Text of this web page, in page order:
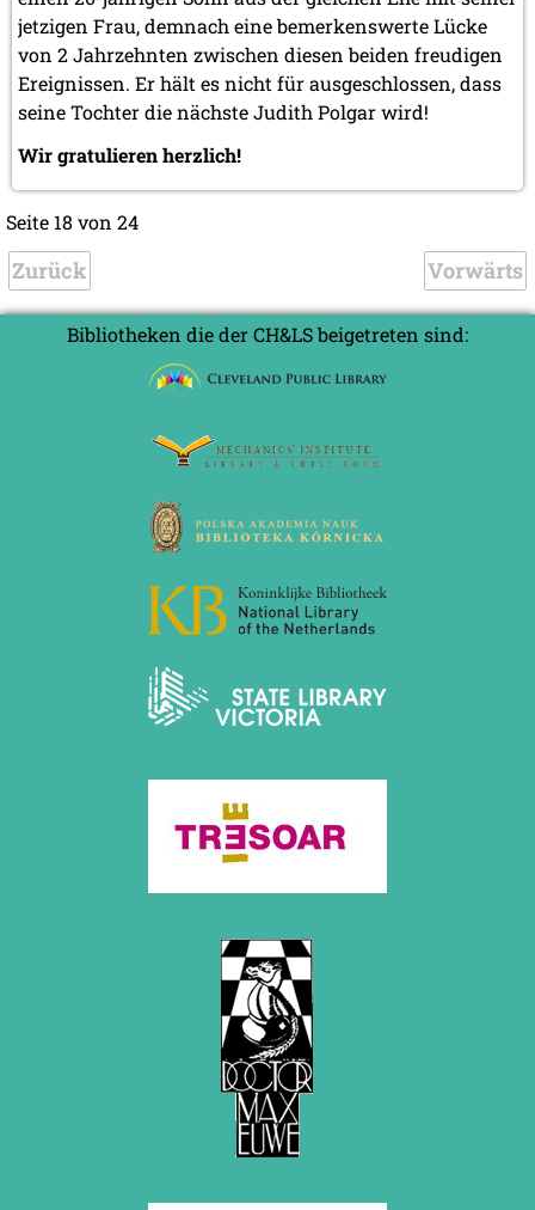
jetzigen Frau, demnach eine bemerkenswerte Lücke
von 2 Jahrzehnten zwischen diesen beiden freudigen
Ereignissen. Er hält es nicht für ausgeschlossen, dass
seine Tochter die nächste Judith Polgar wird!
Wir gratulieren herzlich!
Seite 18 von 24
Zurück Vorwärts
Bibliotheken die der CH&LS beigetreten sind: